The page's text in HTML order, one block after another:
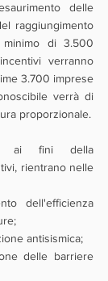
delle
raggiungimento
di 3.500
verranno
3.700 imprese
verrà di
proporzionale.
ai fini della
rientrano nelle
dell'efficienza
antisismica;
delle barriere